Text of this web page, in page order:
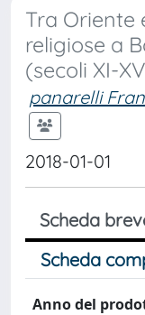
Tra Oriente
religiose a
(secoli XI-
panarelli
2018-01-01
Scheda
Scheda
Anno del